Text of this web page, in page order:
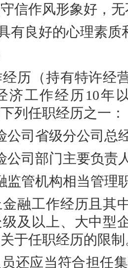
信作风形象好，
有良好的心理素
历（持有特许经
济工作经历10年
列任职经历之一：
公司省级分公司
公司部门主要负责
监管机构相当管理
融工作经历且其
及以上、大中型
于任职经历的限制
还应当符合担任